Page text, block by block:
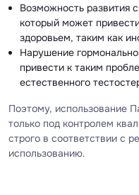
Возможность развития
который может
здоровьем, таким как
Нарушение
привести к таким
естественного
Поэтому, использование
только под контролем
строго в соответствии с
использованию.